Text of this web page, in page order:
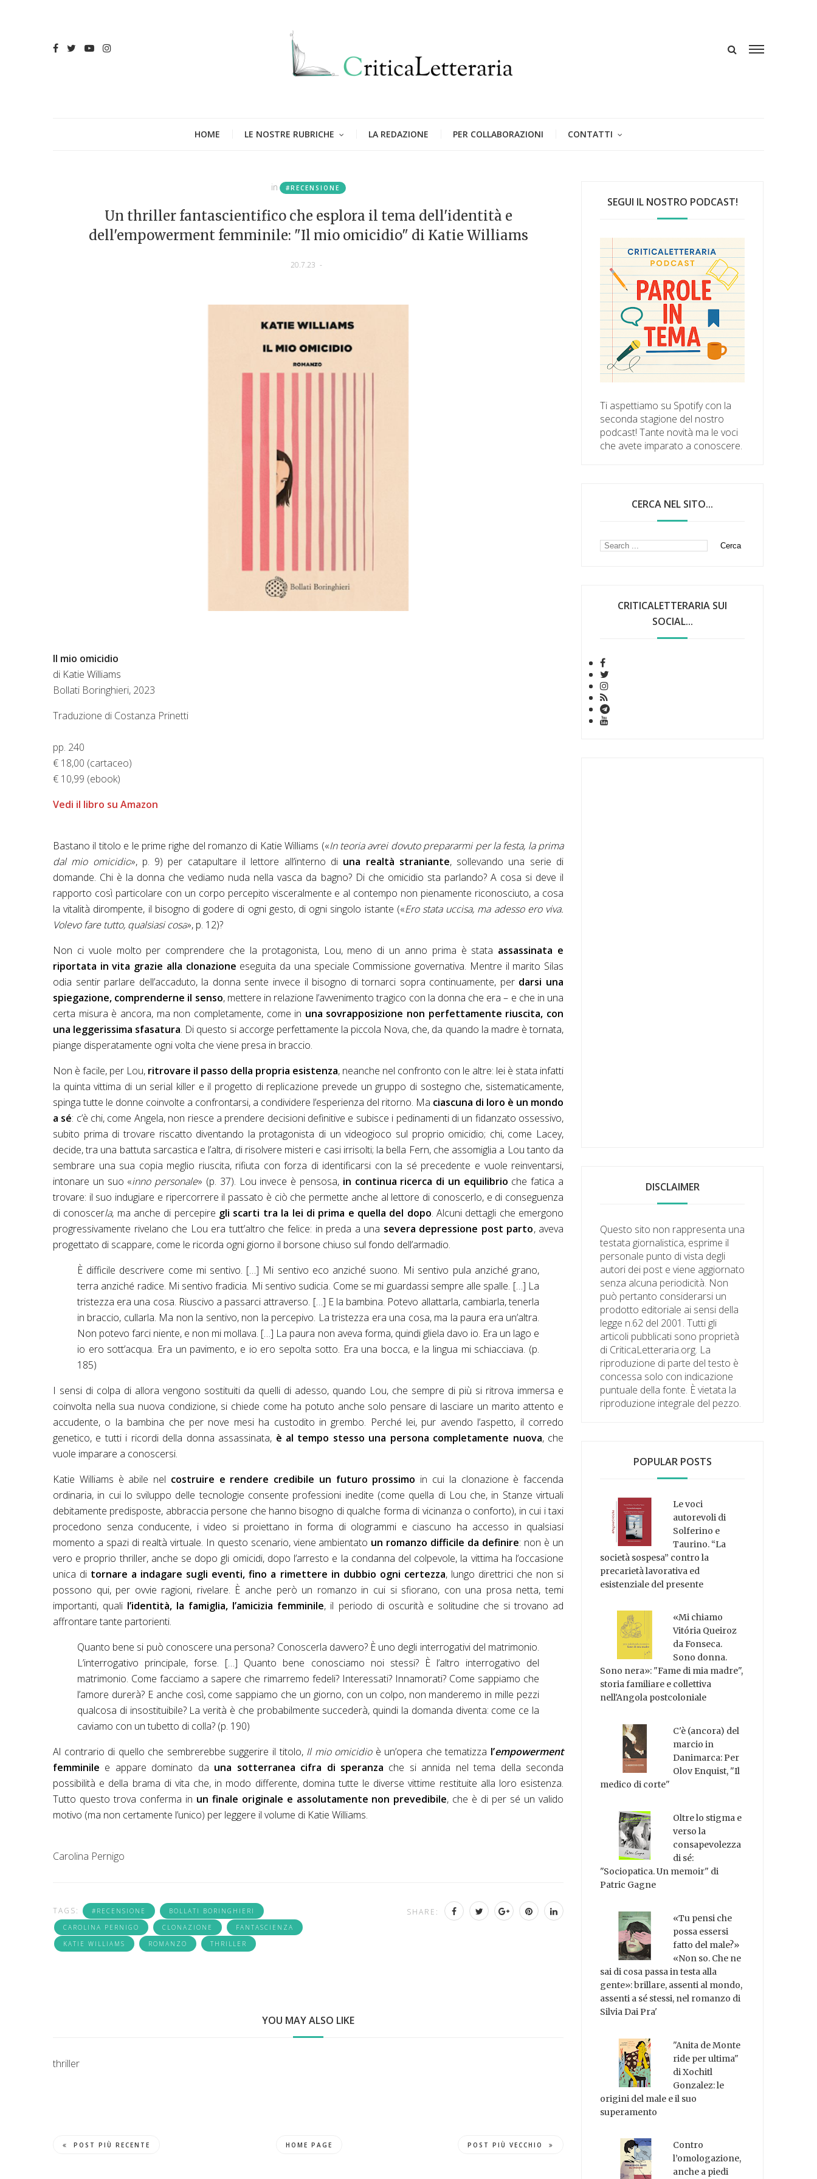
HOME LE NOSTRE RUBRICHE LA REDAZIONE PER COLLABORAZIONI CONTATTI
in #RECENSIONE
Un thriller fantascientifico che esplora il tema dell'identità e
dell'empowerment femminile: "Il mio omicidio" di Katie Williams
20.7.23 -
Il mio omicidio
di Katie Williams
Bollati Boringhieri, 2023
Traduzione di Costanza Prinetti
pp. 240
€ 18,00 (cartaceo)
€ 10,99 (ebook)
Vedi il libro su Amazon
Bastano il titolo e le prime righe del romanzo di Katie Williams («In teoria avrei dovuto prepararmi per la festa, la prima
dal mio omicidio», p. 9) per catapultare il lettore all’interno di una realtà straniante, sollevando una serie di
domande. Chi è la donna che vediamo nuda nella vasca da bagno? Di che omicidio sta parlando? A cosa si deve il
rapporto così particolare con un corpo percepito visceralmente e al contempo non pienamente riconosciuto, a cosa
la vitalità dirompente, il bisogno di godere di ogni gesto, di ogni singolo istante («Ero stata uccisa, ma adesso ero viva.
Volevo fare tutto, qualsiasi cosa», p. 12)?
Non ci vuole molto per comprendere che la protagonista, Lou, meno di un anno prima è stata assassinata e
riportata in vita grazie alla clonazione eseguita da una speciale Commissione governativa. Mentre il marito Silas
odia sentir parlare dell’accaduto, la donna sente invece il bisogno di tornarci sopra continuamente, per darsi una
spiegazione, comprenderne il senso, mettere in relazione l’avvenimento tragico con la donna che era – e che in una
certa misura è ancora, ma non completamente, come in una sovrapposizione non perfettamente riuscita, con
una leggerissima sfasatura. Di questo si accorge perfettamente la piccola Nova, che, da quando la madre è tornata,
piange disperatamente ogni volta che viene presa in braccio.
Non è facile, per Lou, ritrovare il passo della propria esistenza, neanche nel confronto con le altre: lei è stata infatti
la quinta vittima di un serial killer e il progetto di replicazione prevede un gruppo di sostegno che, sistematicamente,
spinga tutte le donne coinvolte a confrontarsi, a condividere l’esperienza del ritorno. Ma ciascuna di loro è un mondo
a sé: c’è chi, come Angela, non riesce a prendere decisioni definitive e subisce i pedinamenti di un fidanzato ossessivo,
subito prima di trovare riscatto diventando la protagonista di un videogioco sul proprio omicidio; chi, come Lacey,
decide, tra una battuta sarcastica e l’altra, di risolvere misteri e casi irrisolti; la bella Fern, che assomiglia a Lou tanto da
sembrare una sua copia meglio riuscita, rifiuta con forza di identificarsi con la sé precedente e vuole reinventarsi,
intonare un suo «inno personale» (p. 37). Lou invece è pensosa, in continua ricerca di un equilibrio che fatica a
trovare: il suo indugiare e ripercorrere il passato è ciò che permette anche al lettore di conoscerlo, e di conseguenza
di conoscerla, ma anche di percepire gli scarti tra la lei di prima e quella del dopo. Alcuni dettagli che emergono
progressivamente rivelano che Lou era tutt’altro che felice: in preda a una severa depressione post parto, aveva
progettato di scappare, come le ricorda ogni giorno il borsone chiuso sul fondo dell’armadio.
È difficile descrivere come mi sentivo. […] Mi sentivo eco anziché suono. Mi sentivo pula anziché grano,
terra anziché radice. Mi sentivo fradicia. Mi sentivo sudicia. Come se mi guardassi sempre alle spalle. […] La
tristezza era una cosa. Riuscivo a passarci attraverso. […] E la bambina. Potevo allattarla, cambiarla, tenerla
in braccio, cullarla. Ma non la sentivo, non la percepivo. La tristezza era una cosa, ma la paura era un’altra.
Non potevo farci niente, e non mi mollava. […] La paura non aveva forma, quindi gliela davo io. Era un lago e
io ero sott’acqua. Era un pavimento, e io ero sepolta sotto. Era una bocca, e la lingua mi schiacciava. (p.
185)
I sensi di colpa di allora vengono sostituiti da quelli di adesso, quando Lou, che sempre di più si ritrova immersa e
coinvolta nella sua nuova condizione, si chiede come ha potuto anche solo pensare di lasciare un marito attento e
accudente, o la bambina che per nove mesi ha custodito in grembo. Perché lei, pur avendo l’aspetto, il corredo
genetico, e tutti i ricordi della donna assassinata, è al tempo stesso una persona completamente nuova, che
vuole imparare a conoscersi.
Katie Williams è abile nel costruire e rendere credibile un futuro prossimo in cui la clonazione è faccenda
ordinaria, in cui lo sviluppo delle tecnologie consente professioni inedite (come quella di Lou che, in Stanze virtuali
debitamente predisposte, abbraccia persone che hanno bisogno di qualche forma di vicinanza o conforto), in cui i taxi
procedono senza conducente, i video si proiettano in forma di ologrammi e ciascuno ha accesso in qualsiasi
momento a spazi di realtà virtuale. In questo scenario, viene ambientato un romanzo difficile da definire: non è un
vero e proprio thriller, anche se dopo gli omicidi, dopo l’arresto e la condanna del colpevole, la vittima ha l’occasione
unica di tornare a indagare sugli eventi, fino a rimettere in dubbio ogni certezza, lungo direttrici che non si
possono qui, per ovvie ragioni, rivelare. È anche però un romanzo in cui si sfiorano, con una prosa netta, temi
importanti, quali l’identità, la famiglia, l’amicizia femminile, il periodo di oscurità e solitudine che si trovano ad
affrontare tante partorienti.
Quanto bene si può conoscere una persona? Conoscerla davvero? È uno degli interrogativi del matrimonio.
L’interrogativo principale, forse. […] Quanto bene conosciamo noi stessi? È l’altro interrogativo del
matrimonio. Come facciamo a sapere che rimarremo fedeli? Interessati? Innamorati? Come sappiamo che
l’amore durerà? E anche così, come sappiamo che un giorno, con un colpo, non manderemo in mille pezzi
qualcosa di insostituibile? La verità è che probabilmente succederà, quindi la domanda diventa: come ce la
caviamo con un tubetto di colla? (p. 190)
Al contrario di quello che sembrerebbe suggerire il titolo, Il mio omicidioè un’opera che tematizza l’empowerment
femminile e appare dominato da una sotterranea cifra di speranza che si annida nel tema della seconda
possibilità e della brama di vita che, in modo differente, domina tutte le diverse vittime restituite alla loro esistenza.
Tutto questo trova conferma in un finale originale e assolutamente non prevedibile, che è di per sé un valido
motivo (ma non certamente l’unico) per leggere il volume di Katie Williams.
Carolina Pernigo
TAGS: #RECENSIONE
BOLLATI BORINGHIERI
CAROLINA PERNIGO
CLONAZIONE
FANTASCIENZA
KATIE WILLIAMS
ROMANZO THRILLER
SHARE:
YOU MAY ALSO LIKE
thriller
POST PIÙ RECENTE HOME PAGE POST PIÙ VECCHIO
SEGUI IL NOSTRO PODCAST!
Ti aspettiamo su Spotify con la
seconda stagione del nostro
podcast! Tante novità ma le voci
che avete imparato a conoscere.
CERCA NEL SITO...
CRITICALETTERARIA SUI
SOCIAL...
DISCLAIMER
Questo sito non rappresenta una
testata giornalistica, esprime il
personale punto di vista degli
autori dei post e viene aggiornato
senza alcuna periodicità. Non
può pertanto considerarsi un
prodotto editoriale ai sensi della
legge n.62 del 2001. Tutti gli
articoli pubblicati sono proprietà
di CriticaLetteraria.org. La
riproduzione di parte del testo è
concessa solo con indicazione
puntuale della fonte. È vietata la
riproduzione integrale del pezzo.
POPULAR POSTS
Le voci
autorevoli di
Solferino e
Taurino. “La
società sospesa” contro la
precarietà lavorativa ed
esistenziale del presente
«Mi chiamo
Vitória Queiroz
da Fonseca.
Sono donna.
Sono nera»: "Fame di mia madre",
storia familiare e collettiva
nell'Angola postcoloniale
C'è (ancora) del
marcio in
Danimarca: Per
Olov Enquist, "Il
medico di corte"
Oltre lo stigma e
verso la
consapevolezza
di sé:
"Sociopatica. Un memoir" di
Patric Gagne
«Tu pensi che
possa essersi
fatto del male?»
«Non so. Che ne
sai di cosa passa in testa alla
gente»: brillare, assenti al mondo,
assenti a sé stessi, nel romanzo di
Silvia Dai Pra'
"Anita de Monte
ride per ultima"
di Xochitl
Gonzalez: le
origini del male e il suo
superamento
Contro
l’omologazione,
anche a piedi